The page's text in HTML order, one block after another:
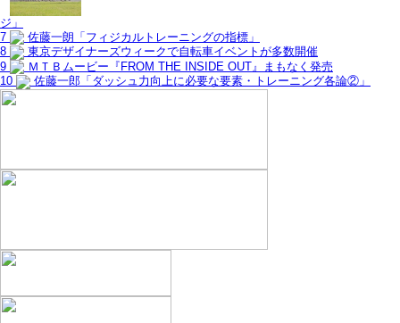
ジ」
7
佐藤一朗「フィジカルトレーニングの指標」
8
東京デザイナーズウィークで自転車イベントが多数開催
9
ＭＴＢムービー『FROM THE INSIDE OUT』まもなく発売
10
佐藤一郎「ダッシュ力向上に必要な要素・トレーニング各論②」